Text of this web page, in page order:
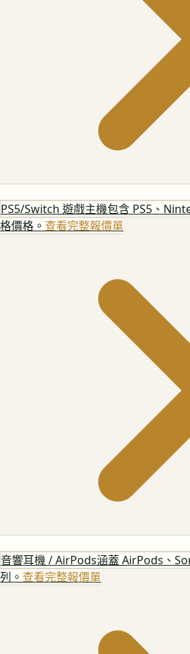
PS5/Switch 遊戲主機包含 PS5、
格價格。 查看完整報價單
音響耳機 / AirPods涵蓋 AirPods、
列。 查看完整報價單